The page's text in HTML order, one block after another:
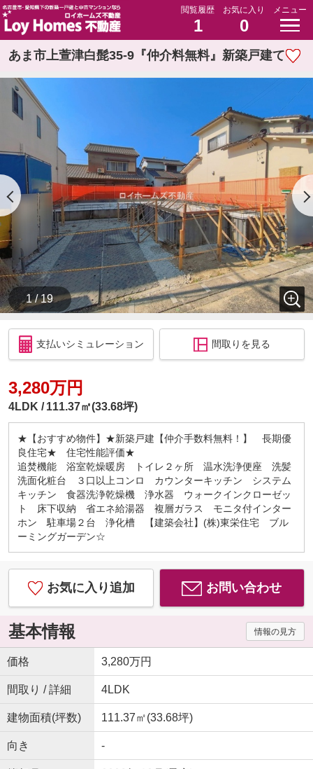
閲覧履歴
1
お気に入り
0
メニュー
あま市上萱津白髭35-9『仲介料無料』新築戸建て
1 / 19
支払いシミュレーション 間取りを見る
3,280万円
4LDK 111.37㎡(33.68坪)
★【おすすめ物件】★新築戸建【仲介手数料無料！】 長期優
良住宅★ 住宅性能評価★
追焚機能 浴室乾燥暖房 トイレ２ヶ所 温水洗浄便座 洗髪
洗面化粧台 ３口以上コンロ カウンターキッチン システム
キッチン 食器洗浄乾燥機 浄水器 ウォークインクローゼッ
ト 床下収納 省エネ給湯器 複層ガラス モニタ付インター
ホン 駐車場２台 浄化槽 【建築会社】(株)東栄住宅 ブル
ーミングガーデン☆
お気に入り追加 お問い合わせ
基本情報 情報の見方
価格 3,280万円
間取り / 詳細 4LDK
建物面積(坪数) 111.37㎡(33.68坪)
向き -